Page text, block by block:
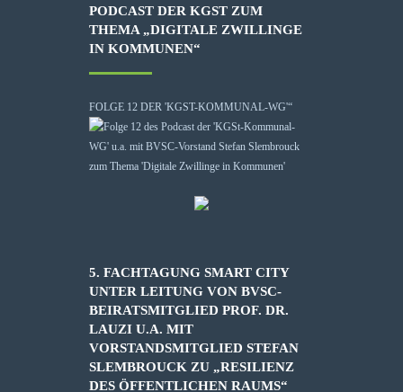
PODCAST DER KGST ZUM
THEMA „DIGITALE ZWILLINGE
IN KOMMUNEN“
FOLGE 12 DER 'KGST-KOMMUNAL-WG'“
5. FACHTAGUNG SMART CITY
UNTER LEITUNG VON BVSC-
BEIRATSMITGLIED PROF. DR.
LAUZI U.A. MIT
VORSTANDSMITGLIED STEFAN
SLEMBROUCK ZU „RESILIENZ
DES ÖFFENTLICHEN RAUMS“